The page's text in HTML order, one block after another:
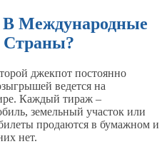
Международные
Страны?
джекпот постоянно
ведется на
Каждый тираж –
земельный участок или
продаются в бумажном и
нет.